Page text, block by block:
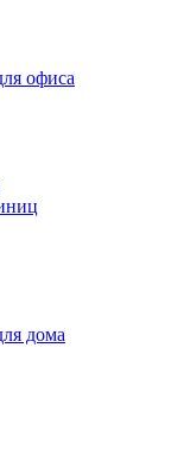
офиса
дома